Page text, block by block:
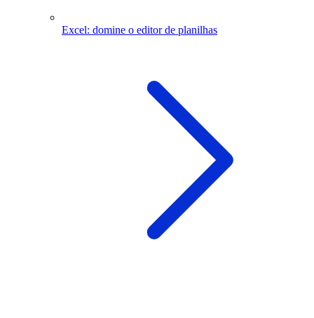
Excel: domine o editor de planilhas